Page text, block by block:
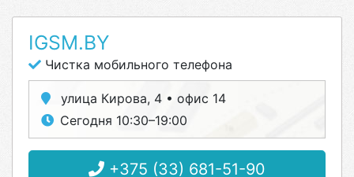
IGSM.BY
Чистка мобильного телефона
улица Кирова, 4 • офис 14
Сегодня 10:30–19:00
+375 (33) 681-51-90